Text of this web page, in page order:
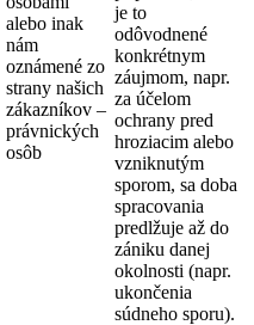
alebo inak
nám
oznámené zo
strany našich
zákazníkov –
právnických
osôb
je to
odôvodnené
konkrétnym
záujmom, napr.
za účelom
ochrany pred
hroziacim alebo
vzniknutým
sporom, sa doba
spracovania
predlžuje až do
zániku danej
okolnosti (napr.
ukončenia
súdneho sporu).